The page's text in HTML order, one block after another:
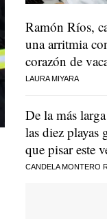
Ramón Ríos,
una arritmia
corazón de
LAURA MIYARA
De la más
las diez playas
que pisar este
CANDELA MONTERO